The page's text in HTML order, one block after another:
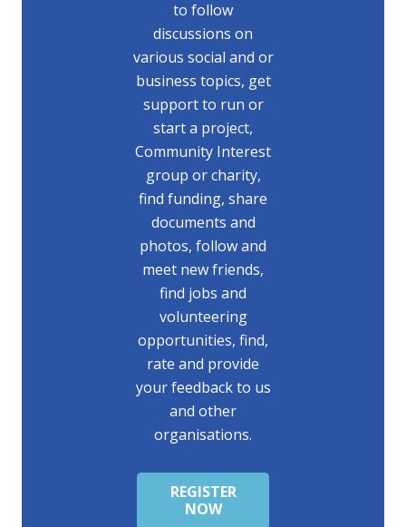
to follow
discussions on
various social and or
business topics, get
support to run or
start a project,
Community Interest
group or charity,
find funding, share
documents and
photos, follow and
meet new friends,
find jobs and
volunteering
opportunities, find,
rate and provide
your feedback to us
and other
organisations.
REGISTER
NOW